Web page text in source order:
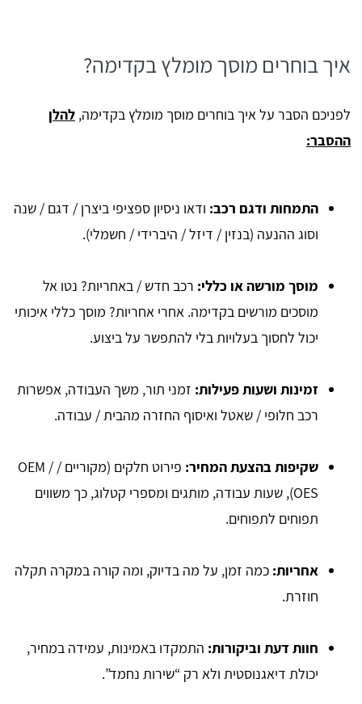
איך בוחרים מוסך מומלץ בקדימה?
לפניכם הסבר על איך בוחרים מוסך מומלץ בקדימה, להלן
ההסבר:
התמחות ודגם רכב: ודאו ניסיון ספציפי ביצרן / דגם / שנה
וסוג ההנעה (בנזין / דיזל / היברידי / חשמלי).
מוסך מורשה או כללי: רכב חדש / באחריות? נטו אל
מוסכים מורשים בקדימה. אחרי אחריות? מוסך כללי איכותי
יכול לחסוך בעלויות בלי להתפשר על ביצוע.
זמינות ושעות פעילות: זמני תור, משך העבודה, אפשרות
רכב חלופי / שאטל ואיסוף החזרה מהבית / עבודה.
שקיפות בהצעת המחיר:
פירוט חלקים (מקוריים / OEM /
OES), שעות עבודה, מותגים ומספרי קטלוג, כך משווים
תפוחים לתפוחים.
אחריות: כמה זמן, על מה בדיוק, ומה קורה במקרה תקלה
חוזרת.
חוות דעת וביקורות: התמקדו באמינות, עמידה במחיר,
יכולת דיאגנוסטית ולא רק “שירות נחמד”.